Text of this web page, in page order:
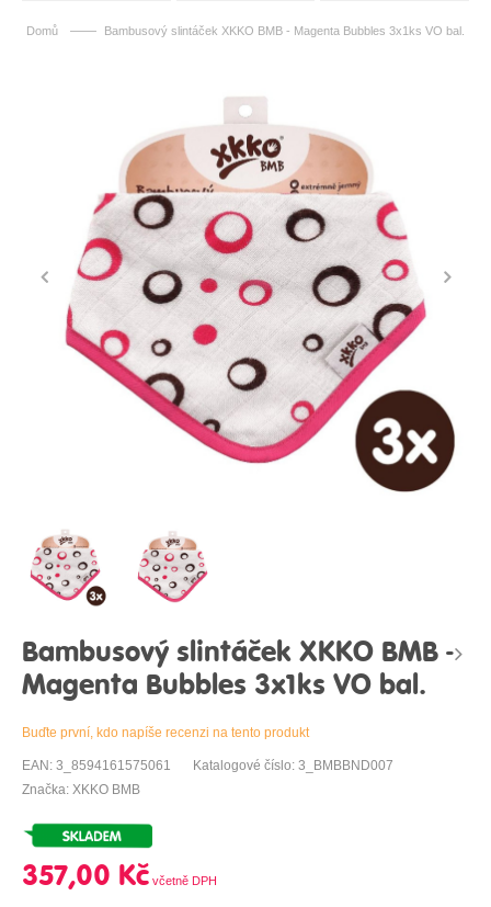
Domů —— Bambusový slintáček XKKO BMB - Magenta Bubbles 3x1ks VO bal.
Bambusový slintáček XKKO BMB -
Magenta Bubbles 3x1ks VO bal.
Buďte první, kdo napíše recenzi na tento produkt
EAN: 3_8594161575061
Katalogové číslo: 3_BMBBND007
Značka: XKKO BMB
357,00 Kč